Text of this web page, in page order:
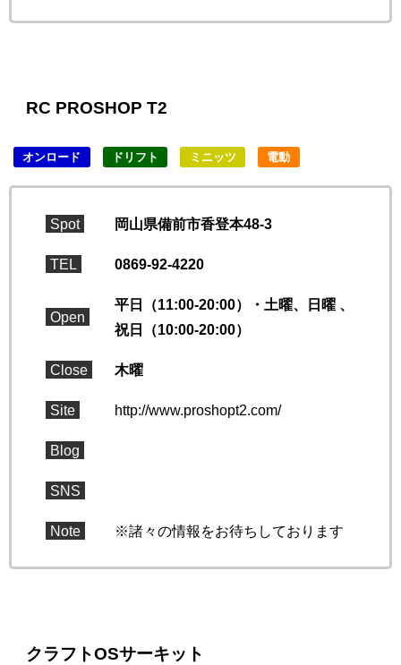
RC PROSHOP T2
オンロード ドリフト ミニッツ 電動
Spot 岡山県備前市香登本48-3
TEL 0869-92-4220
Open
平日（11:00-20:00）・土曜、日曜 、
祝日（10:00-20:00）
Close 木曜
Site http://www.proshopt2.com/
Blog
SNS
Note ※諸々の情報をお待ちしております
クラフトOSサーキット